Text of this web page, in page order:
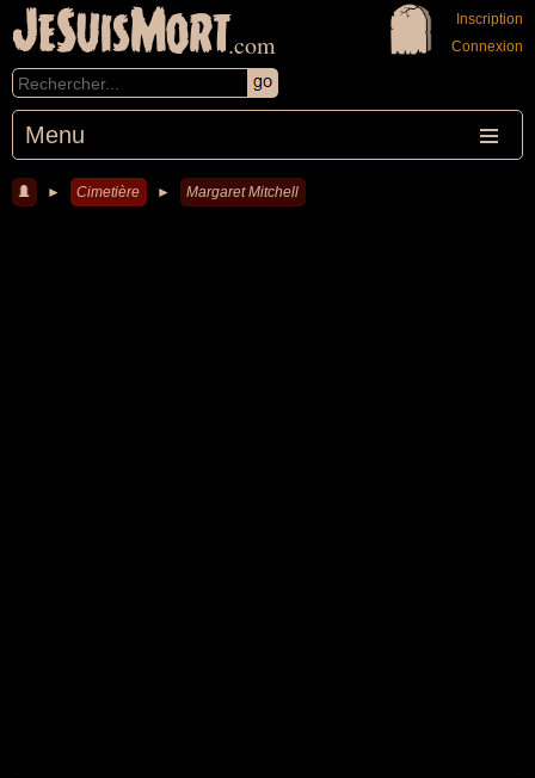
JeSuisMort.com
Menu
Inscription
Connexion
► Cimetière ► Margaret Mitchell